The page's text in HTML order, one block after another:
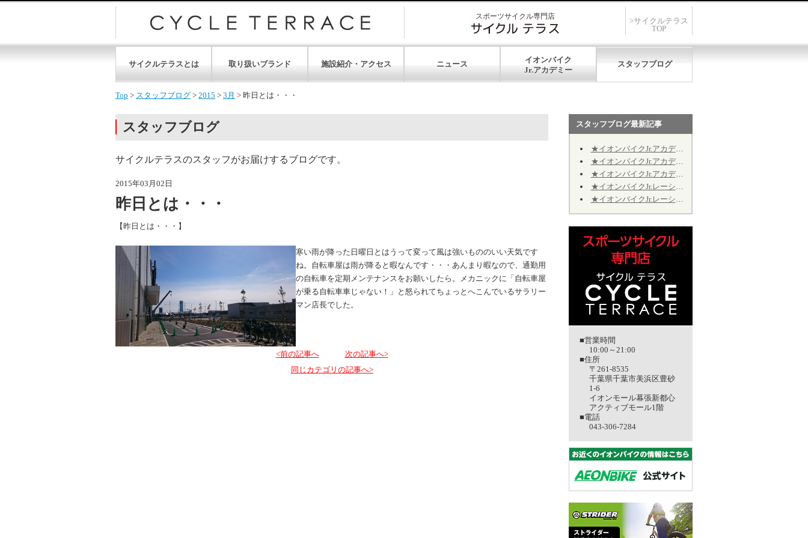
スポーツサイクル専門店
>サイクルテラス
TOP
サイクルテラスとは 取り扱いブランド 施設紹介・アクセス ニュース イオンバイク スタッフブログ
Top > スタッフブログ > 2015 > 3月 > 昨日とは・・・
スタッフブログ
サイクルテラスのスタッフがお届けするブログです。
2015年03月02日
昨日とは・・・
【昨日とは・・・】
寒い雨が降った日曜日とはうって変って風は強いもののいい天気です
ね。自転車屋は雨が降ると暇なんです・・・あんまり暇なので、通勤用
の自転車を定期メンテナンスをお願いしたら。メカニックに「自転車屋
が乗る自転車車じゃない！」と怒られてちょっとへこんでいるサラリー
マン店長でした。
<前の記事へ
次の記事へ>
同じカテゴリの記事へ>
スタッフブログ最新記事
★イオンバイクJr.アカデミー★第12期★第５回★明日7/19、開催致します★
★イオンバイクJr.アカデミー★第12期★第４回★明日7/11、振り替え開催致します★
★イオンバイクJr.アカデミー★第12期★2026年9月の開催日程のお知らせ
★イオンバイクJr.レーシング★第10期★2026年9月の予定★～Jr.アカデミーではありません～
★イオンバイクJr.レーシング★第10期★後半期ご継続のお手続きについて★※Jr.アカデミーではありません
■営業時間
10:00～21:00
■住所
〒261-8535
千葉県千葉市美浜区豊砂
1-6
イオンモール幕張新都心
アクティブモール1階
■電話
043-306-7284